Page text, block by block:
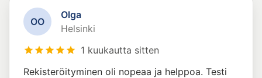
OO
Olga
Helsinki
1 kuukautta sitten
Rekisteröityminen oli nopeaa ja helppoa. Testi